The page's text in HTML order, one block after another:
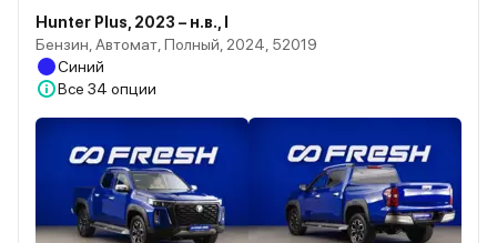
Hunter Plus, 2023 – н.в., I
Бензин, Автомат, Полный, 2024, 52019
Синий
Все 34 опции